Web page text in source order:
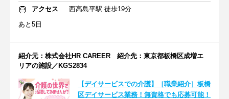
アクセス
西高島平駅 徒歩19分
あと5日
紹介元：株式会社HR CAREER 紹介先：東京都板橋区成増エ
リアの施設／KGS2834
【デイサービスでの介護】［職業紹介］板橋
区デイサービス業務！無資格でも応募可能！